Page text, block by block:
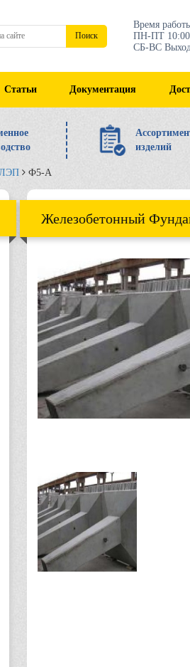
Поиск
Время
ПН-ПТ
СБ-ВС
Статьи Документация
изделий
ЛЭП Ф5-А
Железобетонный